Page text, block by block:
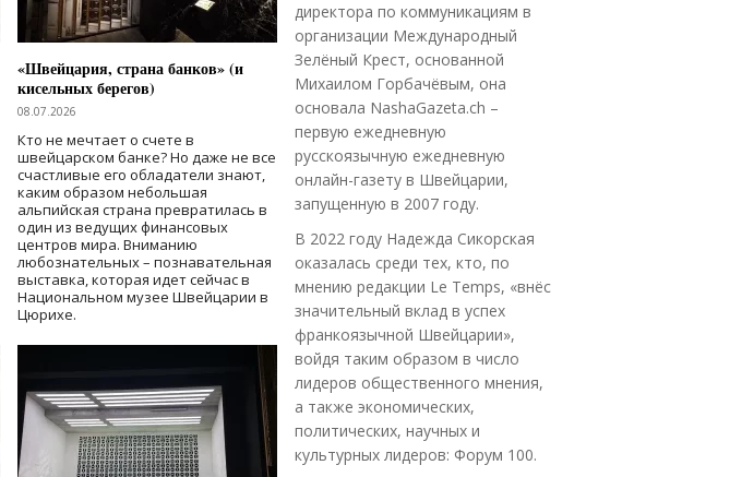
«Швейцария, страна банков» (и
кисельных берегов)
08.07.2026
Кто не мечтает о счете в
швейцарском банке? Но даже не все
счастливые его обладатели знают,
каким образом небольшая
альпийская страна превратилась в
один из ведущих финансовых
центров мира. Вниманию
любознательных – познавательная
выставка, которая идет сейчас в
Национальном музее Швейцарии в
Цюрихе.
директора по коммуникациям в
организации Международный
Зелёный Крест, основанной
Михаилом Горбачёвым, она
основала NashaGazeta.ch –
первую ежедневную
русскоязычную ежедневную
онлайн-газету в Швейцарии,
запущенную в 2007 году.
В 2022 году Надежда Сикорская
оказалась среди тех, кто, по
мнению редакции Le Temps, «внёс
значительный вклад в успех
франкоязычной Швейцарии»,
войдя таким образом в число
лидеров общественного мнения,
а также экономических,
политических, научных и
культурных лидеров: Форум 100.